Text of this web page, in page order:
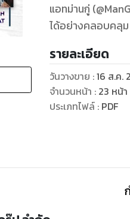
แอทม่านกู่
ได้อย่างคลอบคลุม
รายละเอียด
วันวางขาย :16 ส.ค.
จำนวนหน้า : 23 หน้า
ประเภทไฟล์: PDF